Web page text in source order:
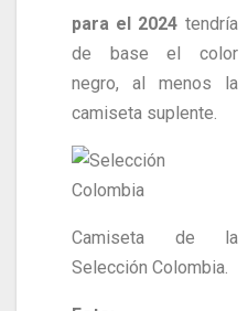
para el 2024 tendría
de base el color
negro, al menos la
camiseta suplente.
Camiseta de la
Selección Colombia.